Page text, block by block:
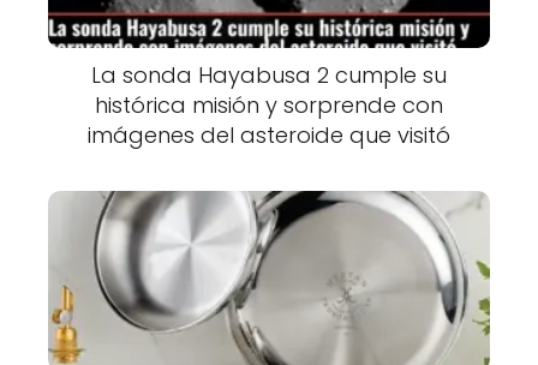
La sonda Hayabusa 2 cumple su
histórica misión y sorprende con
imágenes del asteroide que visitó